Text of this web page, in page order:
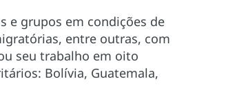
e grupos em condições de
entre outras, com
seu trabalho em oito
Bolívia, Guatemala,